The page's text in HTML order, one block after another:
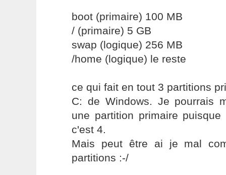
boot (primaire) 100 MB
/ (primaire) 5 GB
swap (logique) 256 MB
/home (logique) le reste
ce qui fait en tout 3 partitions
C: de Windows. Je pourrais
une partition primaire
c'est 4.
Mais peut être ai je mal
partitions :-/